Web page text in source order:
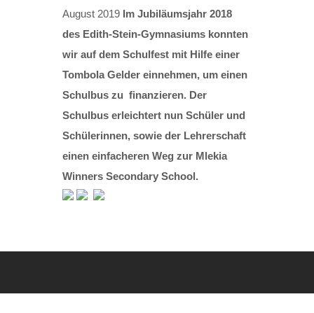
August 2019 Im Jubiläumsjahr 2018
des Edith-Stein-Gymnasiums konnten
wir auf dem Schulfest mit Hilfe einer
Tombola Gelder einnehmen, um einen
Schulbus zu finanzieren. Der
Schulbus erleichtert nun Schüler und
Schülerinnen, sowie der Lehrerschaft
einen einfacheren Weg zur Mlekia
Winners Secondary School.